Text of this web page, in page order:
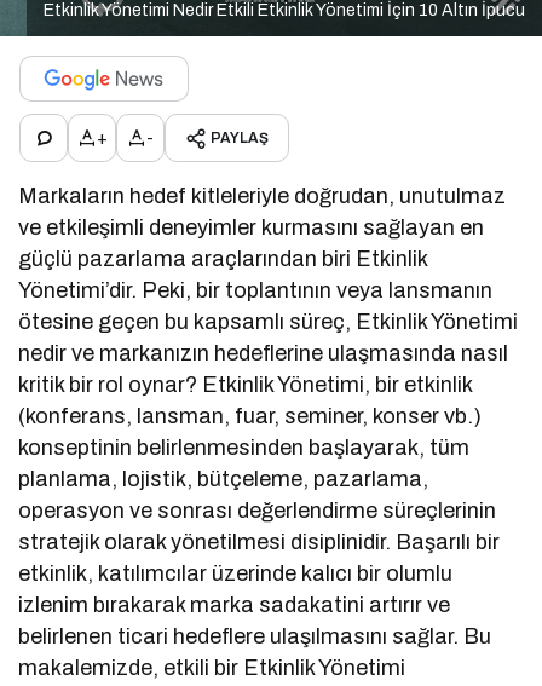
Etkinlik Yönetimi Nedir Etkili Etkinlik Yönetimi İçin 10 Altın İpucu
+ - PAYLAŞ
Markaların hedef kitleleriyle doğrudan, unutulmaz
ve etkileşimli deneyimler kurmasını sağlayan en
güçlü pazarlama araçlarından biri Etkinlik
Yönetimi’dir. Peki, bir toplantının veya lansmanın
ötesine geçen bu kapsamlı süreç, Etkinlik Yönetimi
nedir ve markanızın hedeflerine ulaşmasında nasıl
kritik bir rol oynar? Etkinlik Yönetimi, bir etkinlik
(konferans, lansman, fuar, seminer, konser vb.)
konseptinin belirlenmesinden başlayarak, tüm
planlama, lojistik, bütçeleme, pazarlama,
operasyon ve sonrası değerlendirme süreçlerinin
stratejik olarak yönetilmesi disiplinidir. Başarılı bir
etkinlik, katılımcılar üzerinde kalıcı bir olumlu
izlenim bırakarak marka sadakatini artırır ve
belirlenen ticari hedeflere ulaşılmasını sağlar. Bu
makalemizde, etkili bir Etkinlik Yönetimi